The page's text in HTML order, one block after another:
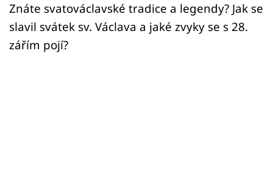
Znáte svatováclavské tradice a legendy? Jak se
slavil svátek sv. Václava a jaké zvyky se s 28.
zářím pojí?